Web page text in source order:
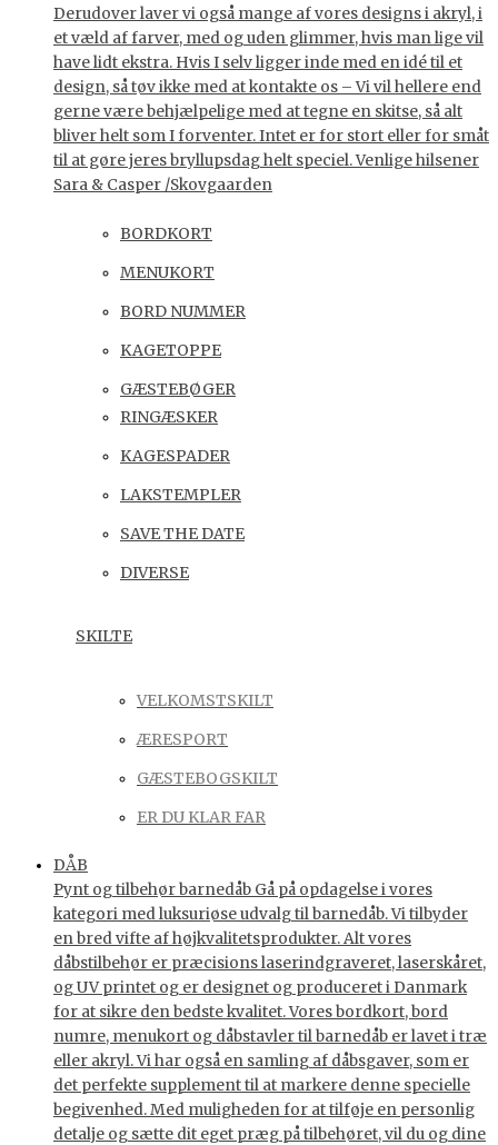
Derudover laver vi også mange af vores designs i akryl, i
et væld af farver, med og uden glimmer, hvis man lige vil
have lidt ekstra. Hvis I selv ligger inde med en idé til et
design, så tøv ikke med at kontakte os – Vi vil hellere end
gerne være behjælpelige med at tegne en skitse, så alt
bliver helt som I forventer. Intet er for stort eller for småt
til at gøre jeres bryllupsdag helt speciel. Venlige hilsener
Sara & Casper /Skovgaarden
BORDKORT
MENUKORT
BORD NUMMER
KAGETOPPE
GÆSTEBØGER
RINGÆSKER
KAGESPADER
LAKSTEMPLER
SAVE THE DATE
DIVERSE
SKILTE
VELKOMSTSKILT
ÆRESPORT
GÆSTEBOGSKILT
ER DU KLAR FAR
DÅB
Pynt og tilbehør barnedåb Gå på opdagelse i vores
kategori med luksuriøse udvalg til barnedåb. Vi tilbyder
en bred vifte af højkvalitetsprodukter. Alt vores
dåbstilbehør er præcisions laserindgraveret, laserskåret,
og UV printet og er designet og produceret i Danmark
for at sikre den bedste kvalitet. Vores bordkort, bord
numre, menukort og dåbstavler til barnedåb er lavet i træ
eller akryl. Vi har også en samling af dåbsgaver, som er
det perfekte supplement til at markere denne specielle
begivenhed. Med muligheden for at tilføje en personlig
detalje og sætte dit eget præg på tilbehøret, vil du og dine